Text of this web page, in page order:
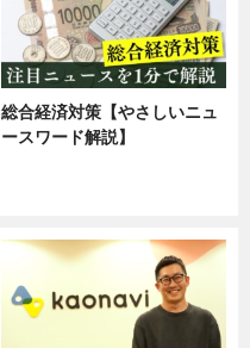
総合経済対策【やさしいニュ
ースワード解説】